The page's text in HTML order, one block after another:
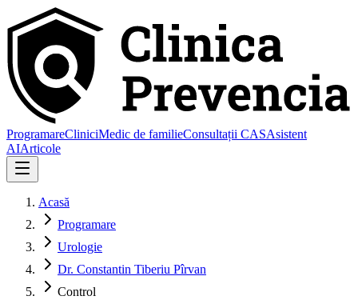
ProgramareCliniciMedic de familieConsultații CASAsistent
AIArticole
Acasă
Programare
Urologie
Dr. Constantin Tiberiu Pîrvan
Control